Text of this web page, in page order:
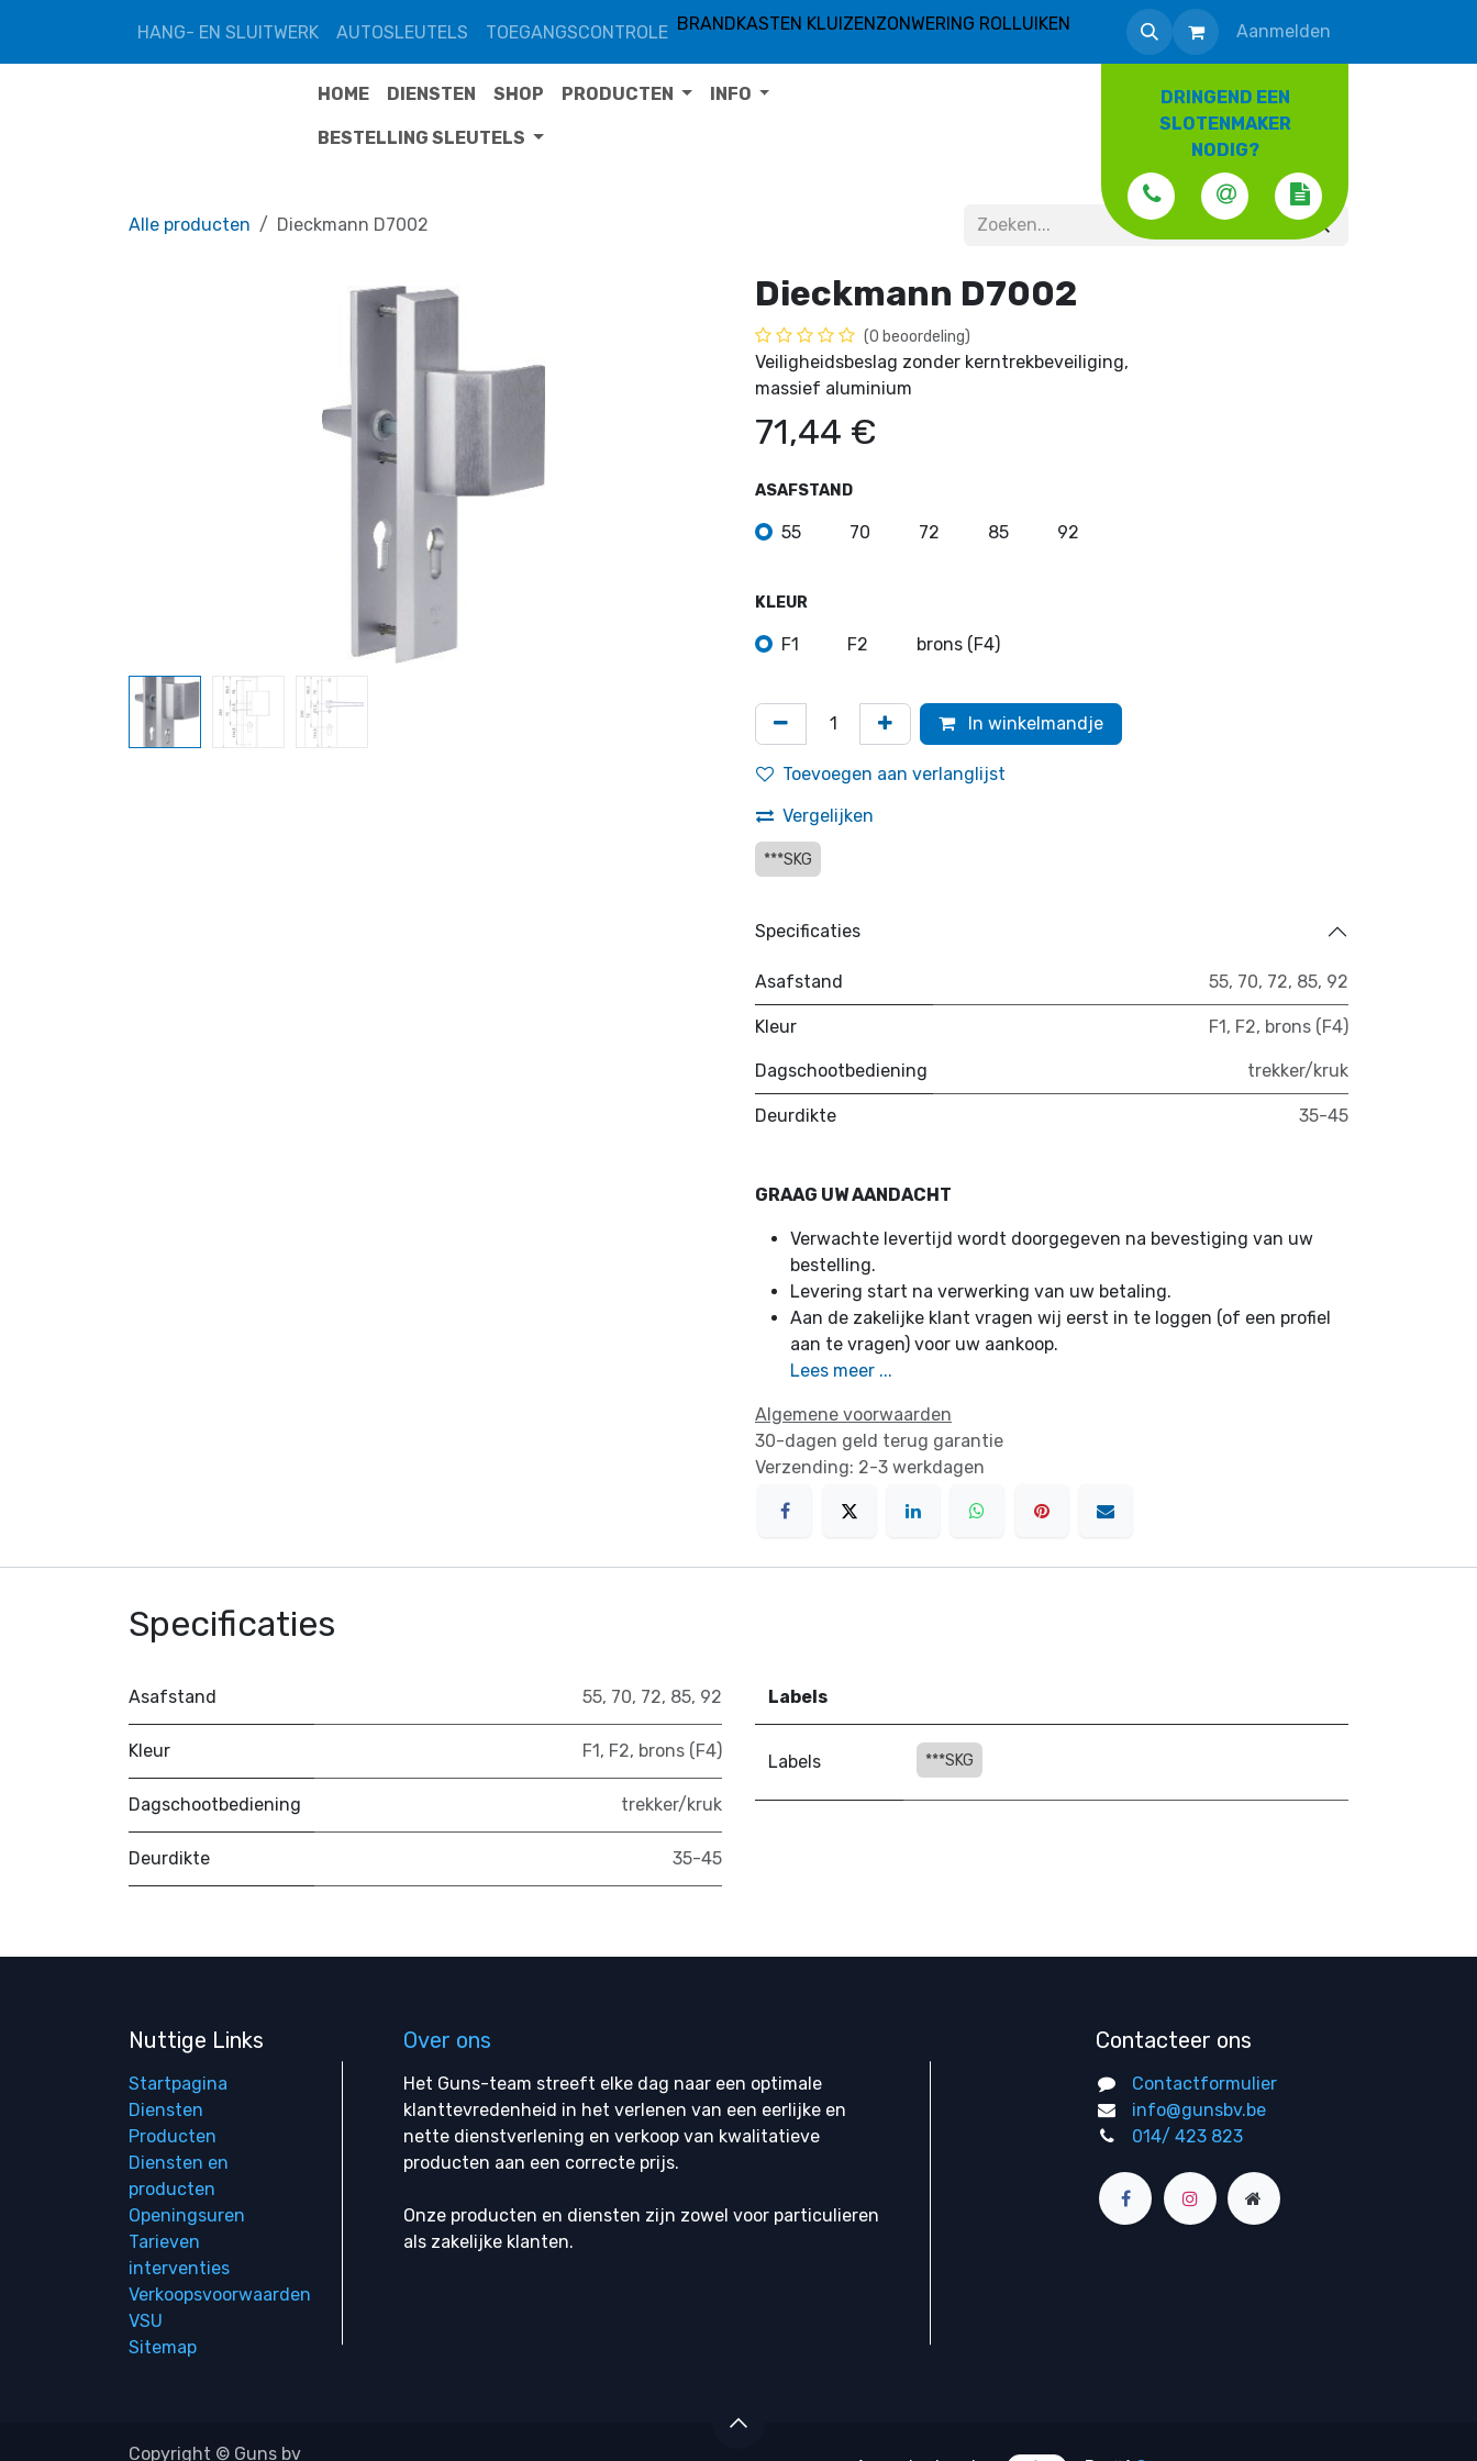
HANG- EN SLUITWERK
AUTOSLEUTELS TOEGANGSCONTROLE BRANDKASTEN KLUIZENZONWERING ROLLUIKEN Aanmelden
DRINGEND EEN
SLOTENMAKER
NODIG?
HOME DIENSTEN SHOP PRODUCTEN INFO
BESTELLING SLEUTELS
Alle producten Dieckmann D7002
Dieckmann D7002
(0 beoordeling)
Veiligheidsbeslag zonder kerntrekbeveiliging,
massief aluminium
71,44 €
ASAFSTAND
55 70 72 85 92
KLEUR
F1 F2 brons (F4)
In winkelmandje
Toevoegen aan verlanglijst
Vergelijken
***SKG
Specificaties
Asafstand 55, 70, 72, 85, 92
Kleur F1, F2, brons (F4)
Dagschootbediening trekker/kruk
Deurdikte 35-45
GRAAG UW AANDACHT
Verwachte levertijd wordt doorgegeven na bevestiging van uw
bestelling.
Levering start na verwerking van uw betaling.
Aan de zakelijke klant vragen wij eerst in te loggen (of een profiel
aan te vragen) voor uw aankoop.
Lees meer ...
Algemene voorwaarden
30-dagen geld terug garantie
Verzending: 2-3 werkdagen
Specificaties
Asafstand 55, 70, 72, 85, 92
Kleur F1, F2, brons (F4)
Dagschootbediening trekker/kruk
Deurdikte 35-45
Labels
Labels ***SKG
Nuttige Links
Startpagina
Diensten
Producten
Diensten en
producten
Openingsuren
Tarieven
interventies
Verkoopsvoorwaarden
VSU
Sitemap
Over ons
Het Guns-team streeft elke dag naar een optimale
klanttevredenheid in het verlenen van een eerlijke en
nette dienstverlening en verkoop van kwalitatieve
producten aan een correcte prijs.
Onze producten en diensten zijn zowel voor particulieren
als zakelijke klanten.
Contacteer ons
Contactformulier
info@gunsbv.be
014/ 423 823
Copyright © Guns bv